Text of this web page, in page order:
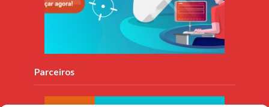
Parceiros